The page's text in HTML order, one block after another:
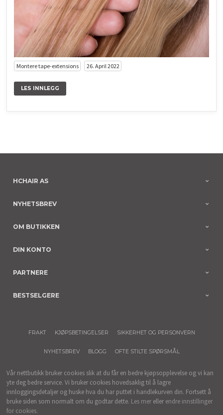
Montere tape-extensions 26. April 2022
LES INNLEGG
HCHAIR AS
NYHETSBREV
OM BUTIKKEN
DIN KONTO
PARTNERE
BESTSELGERE
FRAKT KJØPSBETINGELSER SIKKERHET OG PERSONVERN
NYHETSBREV BLOGG OFTE STILTE SPØRSMÅL
Vår nettbutikk bruker cookies slik at du får en bedre kjøpsopplevelse og vi kan
yte deg bedre service. Vi bruker cookies hovedsaklig til å lagre
innloggingsdetaljer og huske hva du har puttet i handlekurven din. Fortsett å
bruke siden som normalt om du godtar dette. Les mer eller endre innstillinger
for cookies.